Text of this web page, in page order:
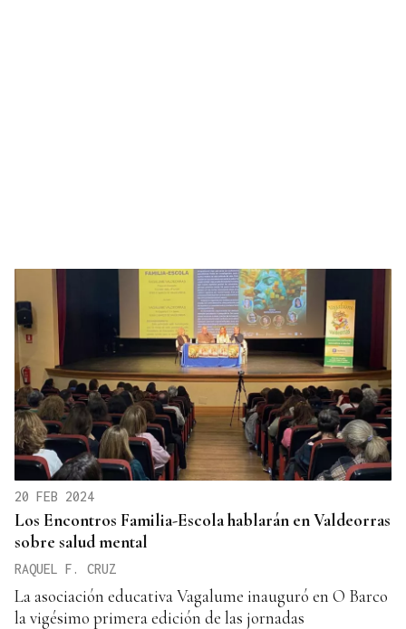
20 FEB 2024
Los Encontros Familia-Escola hablarán en Valdeorras
sobre salud mental
RAQUEL F. CRUZ
La asociación educativa Vagalume inauguró en O Barco
la vigésimo primera edición de las jornadas